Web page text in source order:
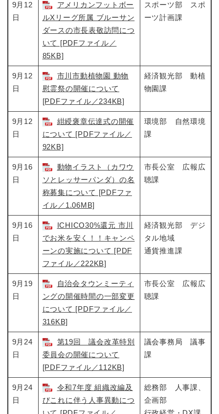
9月12
日
アメリカンフットボー
ルXリーグ所属 ブルーサン
ダースの市長表敬訪問につ
いて [PDFファイル／
85KB]
スポーツ部 スポ
ーツ計画課
9月12
日
市川市動植物園 動物
慰霊祭の開催について
[PDFファイル／234KB]
経済観光部 動植
物園課
9月12
日
紺綬褒章伝達式の開催
について [PDFファイル／
92KB]
環境部 自然環境
課
9月16
日
動物イラスト（カワウ
ソとレッサーパンダ）の名
称募集について [PDFファ
イル／1.06MB]
市長公室 広報広
聴課
9月16
日
ICHICO30%還元 市川
でお米を安く！！キャンペ
ーンの実施について [PDF
ファイル／222KB]
経済観光部 デジ
タル地域
通貨推進課
9月19
日
自治会タウンミーティ
ングの開催時間の一部変更
について [PDFファイル／
316KB]
市長公室 広報広
聴課
9月24
日
第19回 議会改革特別
委員会の開催について
[PDFファイル／112KB]
議会事務局 議事
課
9月24
日
令和7年度 組織改編及
びこれに伴う人事異動につ
総務部 人事課、
企画部